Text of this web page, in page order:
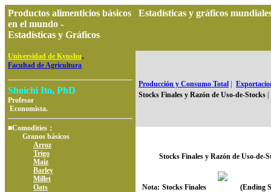
Productos alimenticios básicos
en el mundo -
Estadísticas y Gráficos
Universidad de Kyushu,
Facultad de Agricultura
Shoichi Ito, PhD
Profesor
Economista.
■Comodities：
Granos básicos
Arroz
Trigo
Maíz
Barley
Millet
Oats
Estadísticas y gráficos
Producción y Consumo Total
Stocks Finales y Razón de Uso-de-Stocks
Stocks Finales y Razón de Uso-de-
Nota: Stocks Finales
(Ending